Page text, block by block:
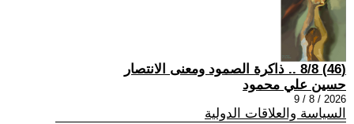
(46) 8/8 .. ذاكرة الصمود ومعنى الانتصار
حسين علي محمود
2026 / 8 / 9
السياسة والعلاقات الدولية